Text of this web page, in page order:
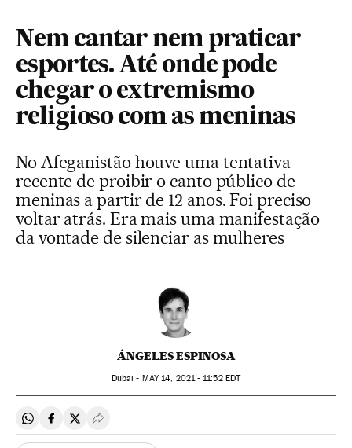
Nem cantar nem praticar
esportes. Até onde pode
chegar o extremismo
religioso com as meninas
No Afeganistão houve uma tentativa
recente de proibir o canto público de
meninas a partir de 12 anos. Foi preciso
voltar atrás. Era mais uma manifestação
da vontade de silenciar as mulheres
ÁNGELES ESPINOSA
Dubai - MAY14, 2021 - 11:52EDT
Compartir en Whatsapp
Compartir en Facebook
Compartir en Twitter
Desplegar Redes Sociales